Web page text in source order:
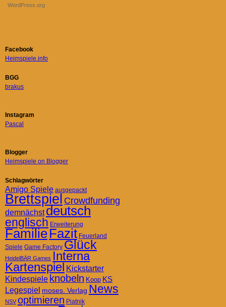
WordPress.org
Facebook
Heimspiele.info
BGG
brakus
Instagram
Pascal
Blogger
Heimspiele on Blogger
Schlagwörter
Amigo Spiele ausgepackt
Brettspiel Crowdfunding
demnächst deutsch
englisch Erweiterung
FamilieFazit Feuerland
Spiele Game Factory Glück
HeidelBÄR Games Interna
Kartenspiel Kickstarter
Kindespiele knobeln Koop KS
Legespiel moses. Verlag News
NSV optimieren Piatnik